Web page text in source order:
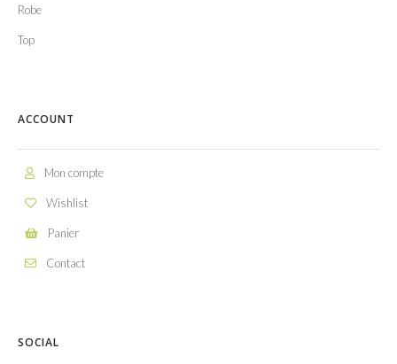
Robe
Top
ACCOUNT
Mon compte
Wishlist
Panier
Contact
SOCIAL